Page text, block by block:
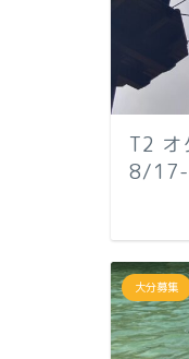
T2 オ
8/
大分募集